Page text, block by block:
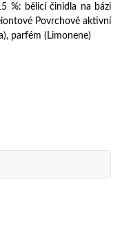
%: bělicí činidla na bázi
Povrchově aktivní
parfém (Limonene)